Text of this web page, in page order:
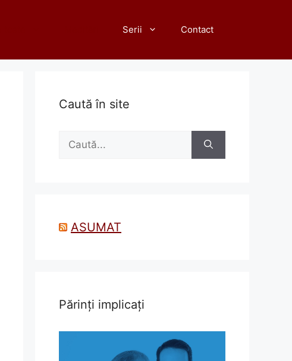
Serii Contact
Caută în site
Caută
ASUMAT
Părinți implicați